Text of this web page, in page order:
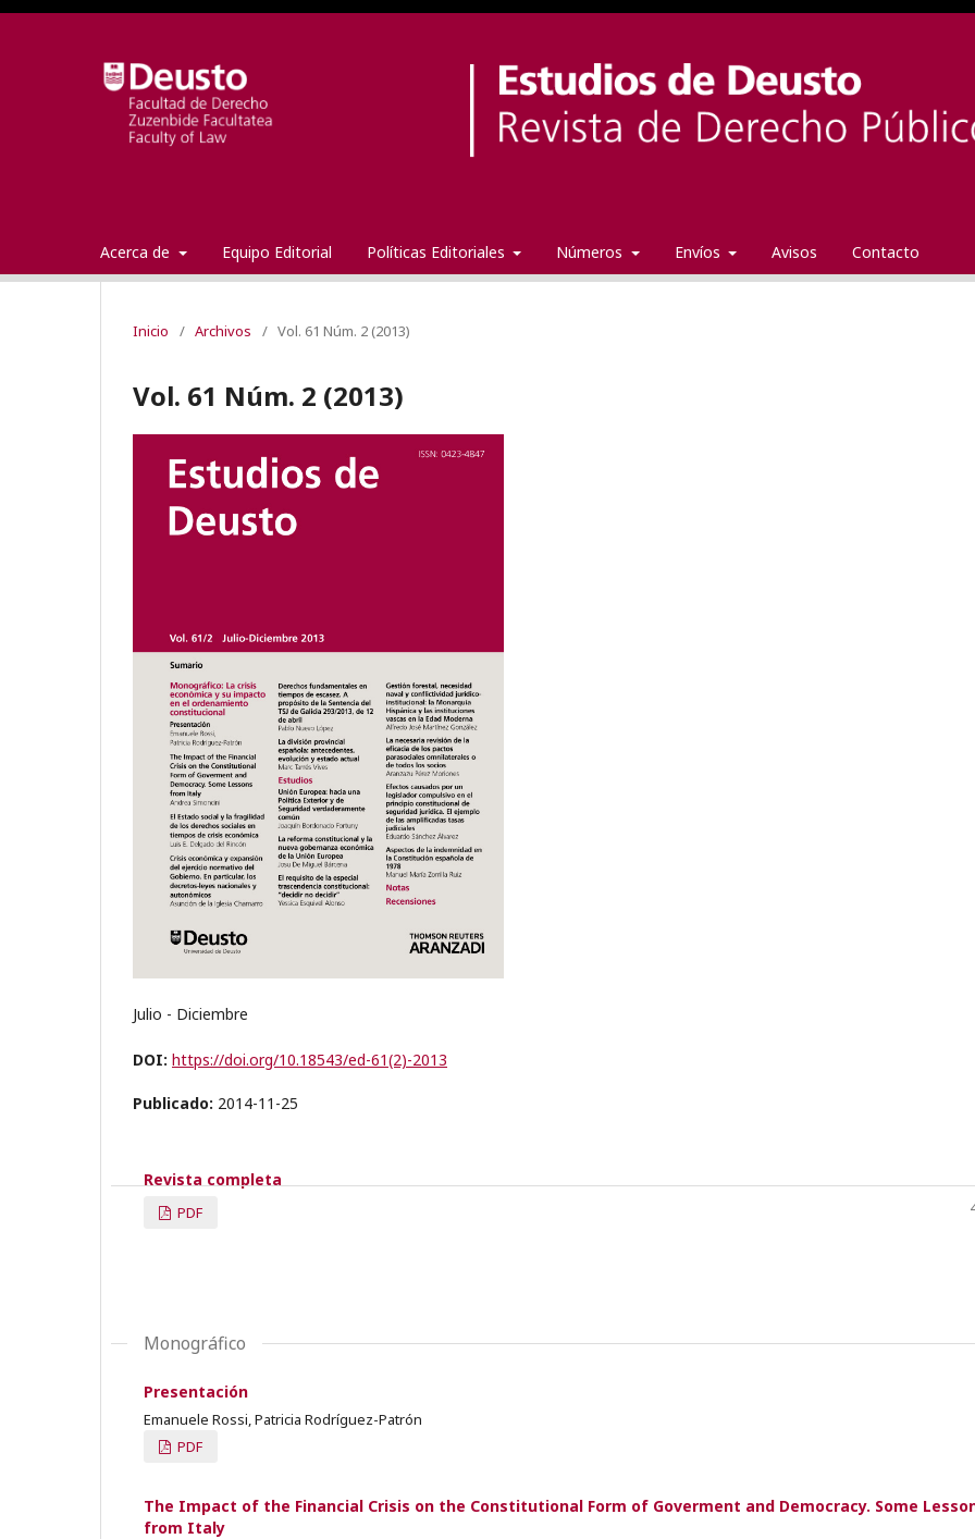
Acerca de Equipo Editorial Políticas Editoriales Números Envíos Avisos Contacto
Inicio / Archivos / Vol. 61 Núm. 2 (2013)
Vol. 61 Núm. 2 (2013)
Julio - Diciembre
DOI: https://doi.org/10.18543/ed-61(2)-2013
Publicado: 2014-11-25
Revista completa
PDF
Monográfico
Presentación
Emanuele Rossi, Patricia Rodríguez-Patrón
PDF
The Impact of the Financial Crisis on the Constitutional Form of Goverment and Democracy. Some
from Italy